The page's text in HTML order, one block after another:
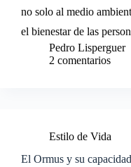
no solo al medio
el bienestar de las
Pedro Lisperguer
2 comentarios
Estilo de Vida
El Ormus y su